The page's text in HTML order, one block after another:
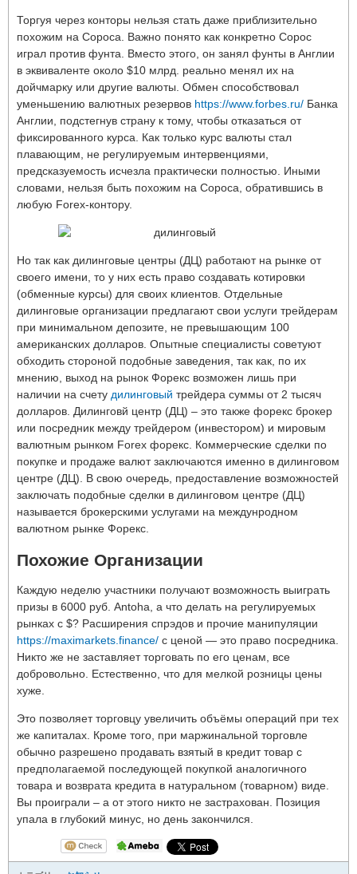
Торгуя через конторы нельзя стать даже приблизительно
похожим на Сороса. Важно понято как конкретно Сорос
играл против фунта. Вместо этого, он занял фунты в Англии
в эквиваленте около $10 млрд. реально менял их на
дойчмарку или другие валюты. Обмен способствовал
уменьшению валютных резервов https://www.forbes.ru/ Банка
Англии, подстегнув страну к тому, чтобы отказаться от
фиксированного курса. Как только курс валюты стал
плавающим, не регулируемым интервенциями,
предсказуемость исчезла практически полностью. Иными
словами, нельзя быть похожим на Сороса, обратившись в
любую Forex-контору.
Но так как дилинговые центры (ДЦ) работают на рынке от
своего имени, то у них есть право создавать котировки
(обменные курсы) для своих клиентов. Отдельные
дилинговые организации предлагают свои услуги трейдерам
при минимальном депозите, не превышающим 100
американских долларов. Опытные специалисты советуют
обходить стороной подобные заведения, так как, по их
мнению, выход на рынок Форекс возможен лишь при
наличии на счету дилинговый трейдера суммы от 2 тысяч
долларов. Дилинговй центр (ДЦ) – это также форекс брокер
или посредник между трейдером (инвестором) и мировым
валютным рынком Forex форекс. Коммерческие сделки по
покупке и продаже валют заключаются именно в дилинговом
центре (ДЦ). В свою очередь, предоставление возможностей
заключать подобные сделки в дилинговом центре (ДЦ)
называется брокерскими услугами на междунродном
валютном рынке Форекс.
Похожие Организации
Каждую неделю участники получают возможность выиграть
призы в 6000 руб. Antoha, а что делать на регулируемых
рынках с $? Расширения спрэдов и прочие манипуляции
https://maximarkets.finance/ с ценой — это право посредника.
Никто же не заставляет торговать по его ценам, все
добровольно. Естественно, что для мелкой розницы цены
хуже.
Это позволяет торговцу увеличить объёмы операций при тех
же капиталах. Кроме того, при маржинальной торговле
обычно разрешено продавать взятый в кредит товар с
предполагаемой последующей покупкой аналогичного
товара и возврата кредита в натуральном (товарном) виде.
Вы проиграли – а от этого никто не застрахован. Позиция
упала в глубокий минус, но день закончился.